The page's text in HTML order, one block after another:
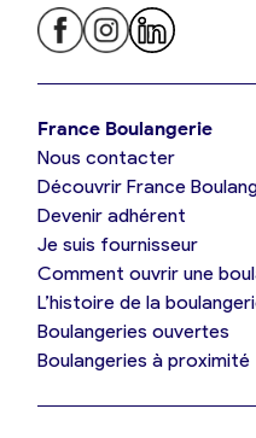
Je trouve ma
Je suis boulanger
Je découvre France
Mes tarifs
France Boulangerie
Nous contacter
Découvrir France
Devenir adhérent
Je suis fournisseur
Comment ouvrir une
L’histoire de la
Boulangeries ouvertes
Boulangeries à proximité